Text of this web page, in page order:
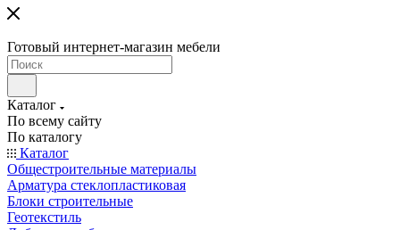
Готовый интернет-магазин мебели
Каталог
По всему сайту
По каталогу
Каталог
Общестроительные материалы
Арматура стеклопластиковая
Блоки строительные
Геотекстиль